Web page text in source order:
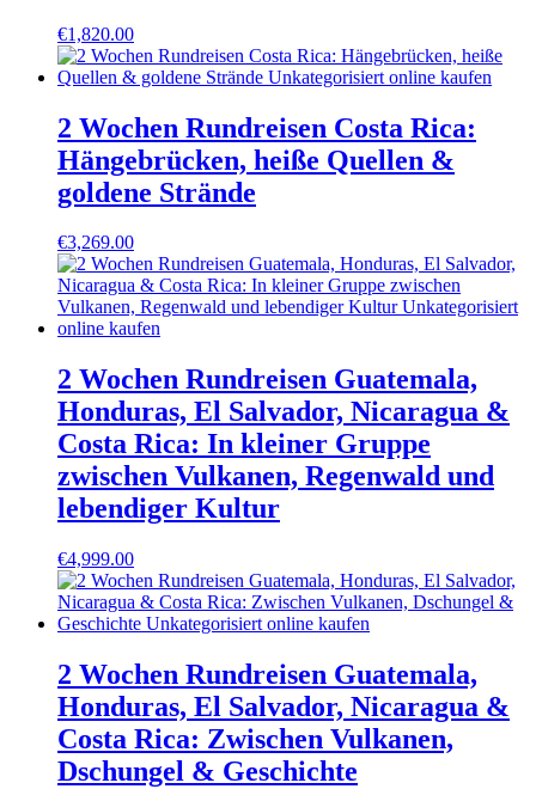
€1,820.00
2 Wochen Rundreisen Costa Rica:
Hängebrücken, heiße Quellen &
goldene Strände
€3,269.00
2 Wochen Rundreisen Guatemala,
Honduras, El Salvador, Nicaragua &
Costa Rica: In kleiner Gruppe
zwischen Vulkanen, Regenwald und
lebendiger Kultur
€4,999.00
2 Wochen Rundreisen Guatemala,
Honduras, El Salvador, Nicaragua &
Costa Rica: Zwischen Vulkanen,
Dschungel & Geschichte